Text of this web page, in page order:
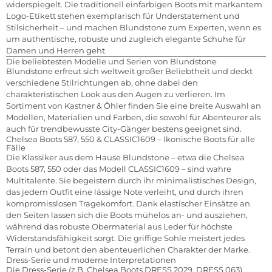
widerspiegelt. Die traditionell einfarbigen Boots mit markantem
Logo-Etikett stehen exemplarisch für Understatement und
Stilsicherheit – und machen Blundstone zum Experten, wenn es
um authentische, robuste und zugleich elegante Schuhe für
Damen und Herren geht.
Die beliebtesten Modelle und Serien von Blundstone
Blundstone erfreut sich weltweit großer Beliebtheit und deckt
verschiedene Stilrichtungen ab, ohne dabei den
charakteristischen Look aus den Augen zu verlieren. Im
Sortiment von Kastner & Öhler finden Sie eine breite Auswahl an
Modellen, Materialien und Farben, die sowohl für Abenteurer als
auch für trendbewusste City-Gänger bestens geeignet sind.
Chelsea Boots 587, 550 & CLASSIC1609 – Ikonische Boots für alle
Fälle
Die Klassiker aus dem Hause Blundstone – etwa die Chelsea
Boots 587, 550 oder das Modell CLASSIC1609 – sind wahre
Multitalente. Sie begeistern durch ihr minimalistisches Design,
das jedem Outfit eine lässige Note verleiht, und durch ihren
kompromisslosen Tragekomfort. Dank elastischer Einsätze an
den Seiten lassen sich die Boots mühelos an- und ausziehen,
während das robuste Obermaterial aus Leder für höchste
Widerstandsfähigkeit sorgt. Die griffige Sohle meistert jedes
Terrain und betont den abenteuerlichen Charakter der Marke.
Dress-Serie und moderne Interpretationen
Die Dress-Serie (z.B. Chelsea Boots DRESS 2029, DRESS 063)